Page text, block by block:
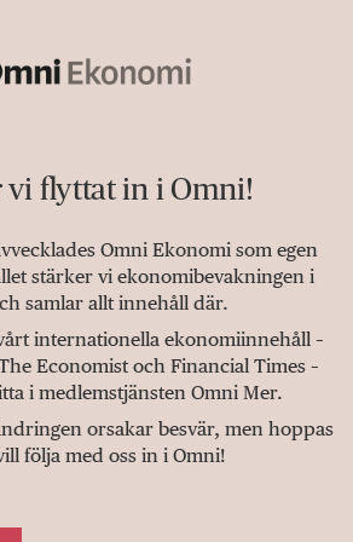
vi flyttat in i Omni!
Omni Ekonomi som egen
stärker vi ekonomibevakningen i
samlar allt innehåll där.
internationella ekonomiinnehåll –
Economist och Financial Times –
i medlemstjänsten Omni Mer.
orsakar besvär, men hoppas
följa med oss in i Omni!